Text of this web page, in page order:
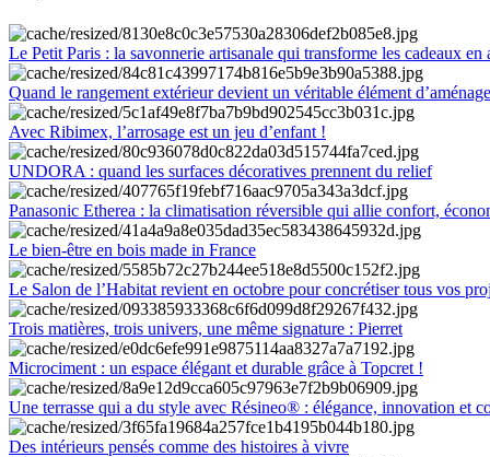
Le Petit Paris : la savonnerie artisanale qui transforme les cadeaux en
Quand le rangement extérieur devient un véritable élément
Avec Ribimex, l’arrosage est un jeu d’enfant !
UNDORA : quand les surfaces décoratives prennent du relief
Panasonic Etherea : la climatisation réversible qui allie confort,
Le bien-être en bois made in France
Le Salon de l’Habitat revient en octobre pour concrétiser tous vos
Trois matières, trois univers, une même signature : Pierret
Microciment : un espace élégant et durable grâce à Topcret !
Une terrasse qui a du style avec Résineo® : élégance, innovation et
Des intérieurs pensés comme des histoires à vivre